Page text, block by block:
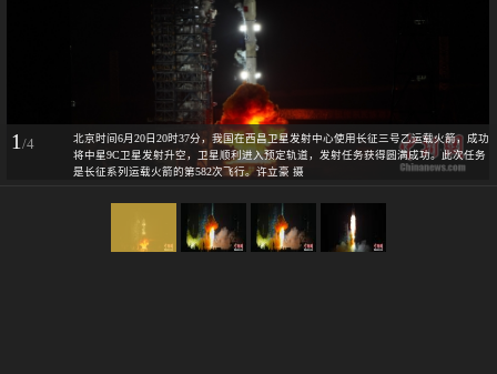
1/4
北京时间6月20日20时37分，我国在西昌卫星发射中心使用长征三号乙运载火箭，成功
将中星9C卫星发射升空，卫星顺利进入预定轨道，发射任务获得圆满成功。此次任务
是长征系列运载火箭的第582次飞行。许立豪 摄